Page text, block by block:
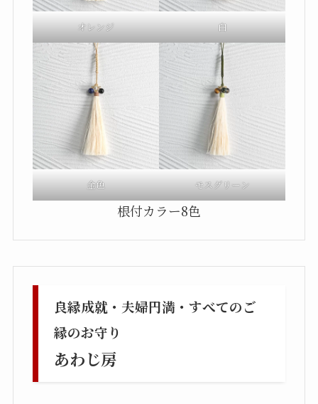
オレンジ 白
金色 モスグリーン
根付カラー8色
良縁成就・夫婦円満・すべてのご
縁のお守り
あわじ房